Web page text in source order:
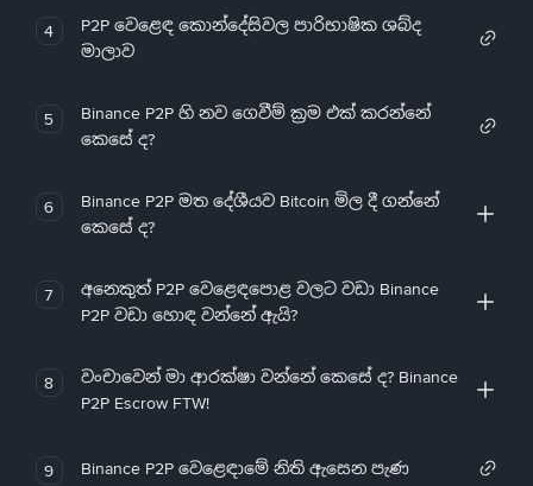
4
P2P වෙළෙඳ කොන්දේසිවල පාරිභාෂික ශබ්ද
මාලාව
5
Binance P2P හි නව ගෙවීම් ක්‍රම එක් කරන්නේ
කෙසේ ද?
6
Binance P2P මත දේශීයව Bitcoin මිල දී ගන්නේ
කෙසේ ද?
7
අනෙකුත් P2P වෙළෙඳපොළ වලට වඩා Binance
P2P වඩා හොඳ වන්නේ ඇයි?
8
වංචාවෙන් මා ආරක්ෂා වන්නේ කෙසේ ද? Binance
P2P Escrow FTW!
9 Binance P2P වෙළෙඳාමේ නිති ඇසෙන පැණ